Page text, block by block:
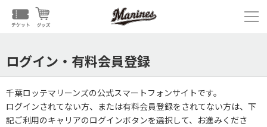
ログイン・有料会員登録
千葉ロッテマリーンズの公式スマートフォンサイトです。
ログインされてない方、または有料会員登録をされてない方は、下
記ご利用のキャリアのログインボタンを選択して、お進みくださ